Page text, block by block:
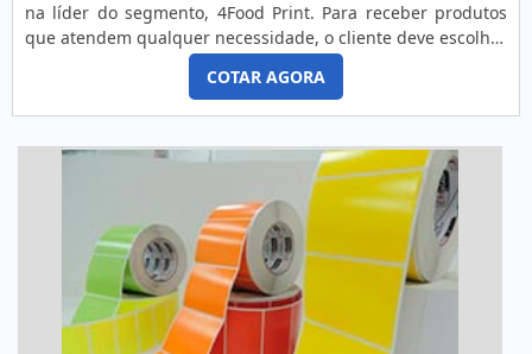
na líder do segmento, 4Food Print. Para receber produtos
que atendem qualquer necessidade, o cliente deve escolher
uma organização que se destaque por um bom suporte
pré-venda e tenha ampla experiência no ramo.DETALHES
SOBRE ROLO DE ETIQUETAS ADESIVAS
etiquetas adesivas person...
COTAR AGORA